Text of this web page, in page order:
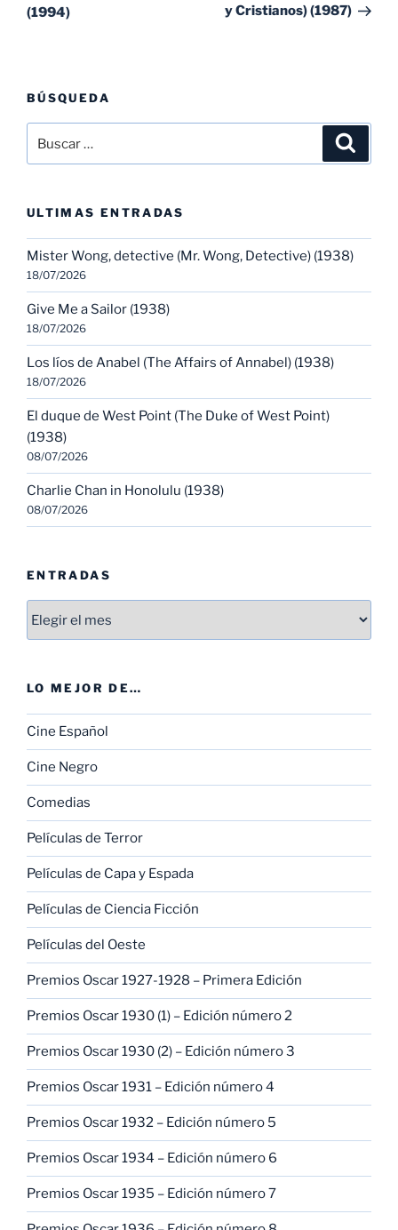
(1994)
y Cristianos) (1987)
BÚSQUEDA
por:
ULTIMAS ENTRADAS
Mister Wong, detective (Mr. Wong, Detective) (1938)
18/07/2026
Give Me a Sailor (1938)
18/07/2026
Los líos de Anabel (The Affairs of Annabel) (1938)
18/07/2026
El duque de West Point (The Duke of West Point)
(1938)
08/07/2026
Charlie Chan in Honolulu (1938)
08/07/2026
ENTRADAS
LO MEJOR DE…
Cine Español
Cine Negro
Comedias
Películas de Terror
Películas de Capa y Espada
Películas de Ciencia Ficción
Películas del Oeste
Premios Oscar 1927-1928 – Primera Edición
Premios Oscar 1930 (1) – Edición número 2
Premios Oscar 1930 (2) – Edición número 3
Premios Oscar 1931 – Edición número 4
Premios Oscar 1932 – Edición número 5
Premios Oscar 1934 – Edición número 6
Premios Oscar 1935 – Edición número 7